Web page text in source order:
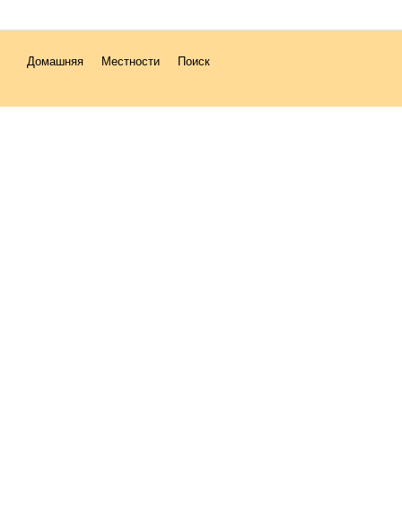
Домашняя Местности Поиск